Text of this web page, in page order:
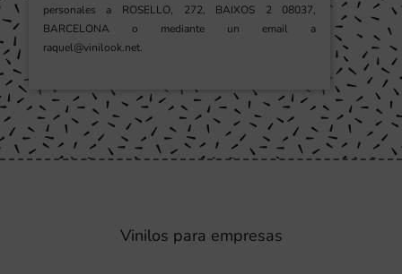
personales a ROSELLO, 272, BAIXOS 2 08037,
BARCELONA o mediante un email a
raquel@vinilook.net.
Vinilos para empresas